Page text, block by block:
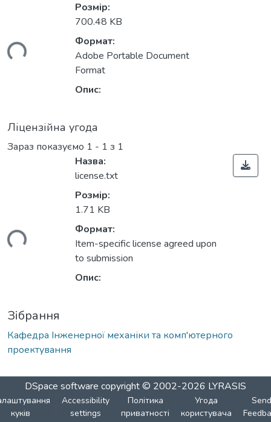
Розмір:
700.48 KB
Формат:
Adobe Portable Document
Format
Опис:
Ліцензійна угода
Зараз показуємо 1 - 1 з 1
Назва:
license.txt
Розмір:
1.71 KB
Формат:
Item-specific license agreed upon
to submission
Опис:
Зібрання
Кафедра Інженерної механіки та комп'ютерного
проектування
DSpace software copyright © 2002-2026 LYRASIS
куків
Accessibility
settings
Політика
приватності
Угода
користувача
Send